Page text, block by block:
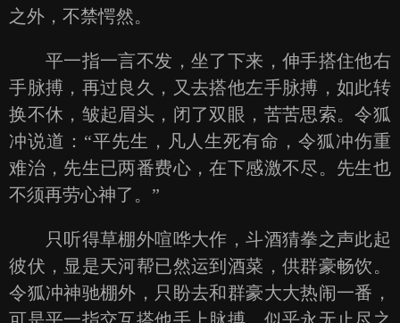
之外，不禁愕然。
平一指一言不发，坐了下来，伸手搭住他右
手脉搏，再过良久，又去搭他左手脉搏，如此转
换不休，皱起眉头，闭了双眼，苦苦思索。令狐
冲说道：“平先生，凡人生死有命，令狐冲伤重
难治，先生已两番费心，在下感激不尽。先生也
不须再劳心神了。”
只听得草棚外喧哗大作，斗酒猜拳之声此起
彼伏，显是天河帮已然运到酒菜，供群豪畅饮。
令狐冲神驰棚外，只盼去和群豪大大热闹一番，
可是平一指交互搭他手上脉搏，似乎永无止尽之